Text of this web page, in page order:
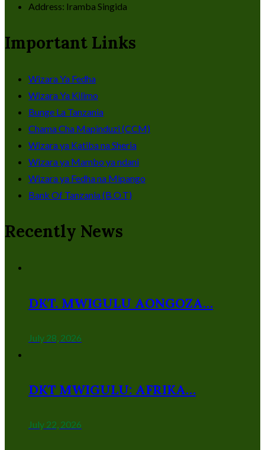
Address: Iramba Singida
Important Links
Wizara Ya Fedha
Wizara Ya Kilimo
Bunge La Tanzania
Chama Cha Mapinduzi (CCM)
Wizara ya Katiba na Sheria
Wizara ya Mambo ya ndani
Wizara ya Fedha na Mipango
Bank Of Tanzania (B.O.T)
Recently News
DKT. MWIGULU AONGOZA…
July 28, 2026
DKT MWIGULU: AFRIKA…
July 22, 2026